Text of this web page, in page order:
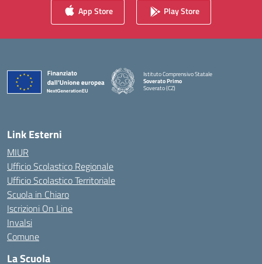
App Store Play Store
Istituto Comprensivo Statale
Soverato Primo
Soverato (CZ)
Link Esterni
MIUR
Ufficio Scolastico Regionale
Ufficio Scolastico Territoriale
Scuola in Chiaro
Iscrizioni On Line
Invalsi
Comune
La Scuola